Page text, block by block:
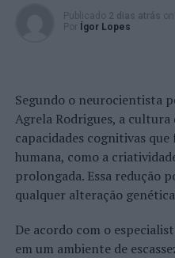
Publicado 2 dias atrás on
Por
Ígor Lopes
Segundo o neurocientista
Agrela Rodrigues, a
capacidades cognitivas
humana, como a
prolongada. Essa redução
qualquer alteração
De acordo com o
em um ambiente de